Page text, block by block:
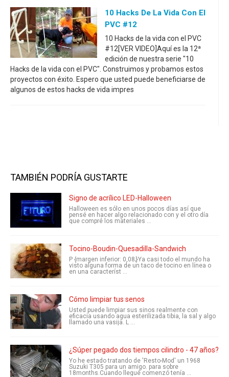
10 Hacks De La Vida Con El
PVC #12
10 Hacks de la vida con el PVC
#12[VER VIDEO]Aquí es la 12ª
edición de nuestra serie "10
Hacks de la vida con el PVC". Construimos y probamos estos
proyectos con éxito. Espero que usted puede beneficiarse de
algunos de estos hacks de vida impres
TAMBIÉN PODRÍA GUSTARTE
Signo de acrílico LED-Halloween
Halloween es sólo en unos pocos días así que
pensé en hacer algo relacionado con y el otro día
que compré los materiales ...
Tocino-Boudin-Quesadilla-Sandwich
P {margen inferior: 0,08;}Ya casi todo el mundo ha
visto alguna forma de un taco de tocino en línea o
en una característ ...
Cómo limpiar tus senos
Usted puede limpiar sus sinos realmente con
eficacia usando agua esterilizada tibia, la sal y algo
llamado una vasija. L ...
¿Súper pegado dos tiempos cilindro - 47 años?
Yo he estado tratando de 'Resto-Mod' un 1968
Suzuki T305 para un amigo. para sobre
18months.Cuando llegué comenzó tenía ...